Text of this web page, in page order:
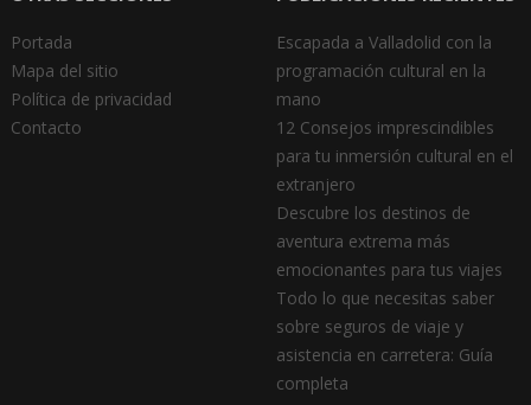
Portada
Mapa del sitio
Política de privacidad
Contacto
Escapada a Valladolid con la
programación cultural en la
mano
12 Consejos imprescindibles
para tu inmersión cultural en el
extranjero
Descubre los destinos de
aventura extrema más
emocionantes para tus viajes
Todo lo que necesitas saber
sobre seguros de viaje y
asistencia en carretera: Guía
completa